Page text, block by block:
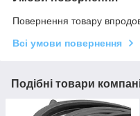
Повернення товару
Всі умови повернення
Подібні товари